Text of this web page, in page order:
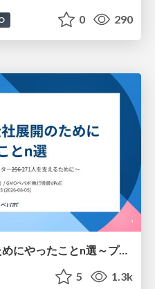
0 290
Claude Code全社展開のためにやったことn選～プラグイン302個・コミッター271人を支えるために～
5 1.3k